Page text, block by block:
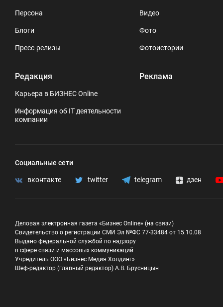
Персона
Блоги
Пресс-релизы
Редакция
Карьера в БИЗНЕС Online
Информация об IT деятельности
компании
Видео
Фото
Фотоистории
Реклама
Социальные сети
вконтакте twitter telegram дзен
Деловая электронная газета «Бизнес Online» (на связи)
Свидетельство о регистрации СМИ Эл №ФС 77-33484 от 15.10.08
Выдано федеральной службой по надзору
в сфере связи и массовых коммуникаций
Учредитель ООО «Бизнес Медия Холдинг»
Шеф-редактор (главный редактор) А.В. Брусницын